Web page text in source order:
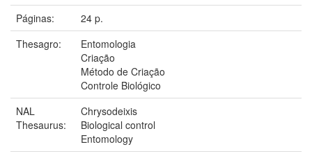
Páginas:
24 p.
Thesagro:
Entomologia
Criação
Método de Criação
Controle Biológico
NAL
Thesaurus:
Chrysodeixis
Biological control
Entomology